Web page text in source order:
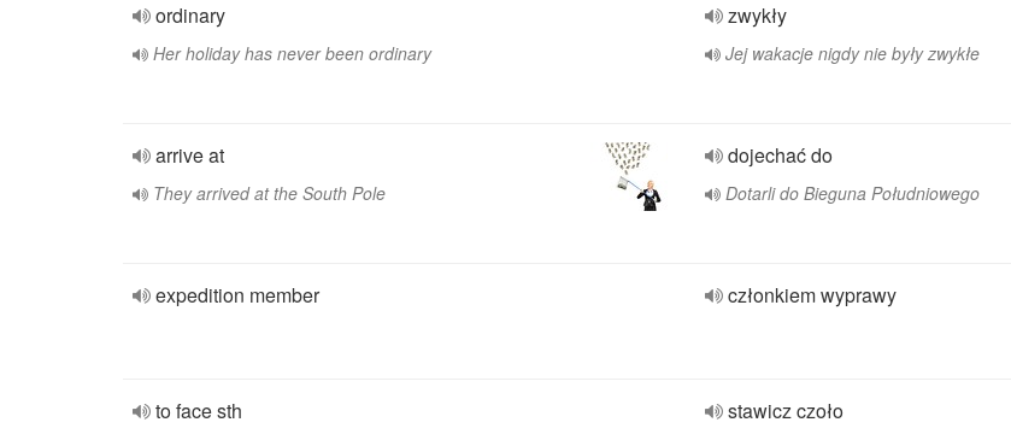
ordinary
Her holiday has never been ordinary
zwykły
Jej wakacje nigdy nie były zwykłe
arrive at
They arrived at the South Pole
dojechać do
Dotarli do Bieguna Południowego
expedition member członkiem wyprawy
to face sth stawicz czoło